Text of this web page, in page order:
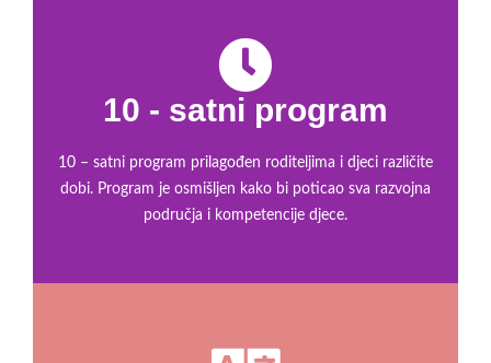
10 - satni program
10 – satni program prilagođen roditeljima i djeci različite
dobi. Program je osmišljen kako bi poticao sva razvojna
područja i kompetencije djece.